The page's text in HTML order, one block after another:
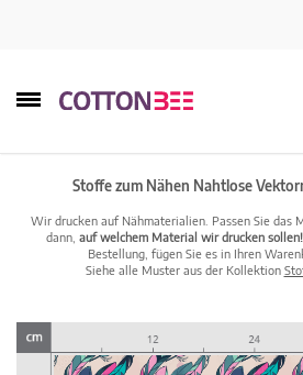
Stoffe zum Nähen Nahtlose
Wir drucken auf Nähmaterialien. Passen Sie das
dann, auf welchem Material wir drucken sollen!
Bestellung, fügen Sie es in Ihren
Siehe alle Muster aus der Kollektion